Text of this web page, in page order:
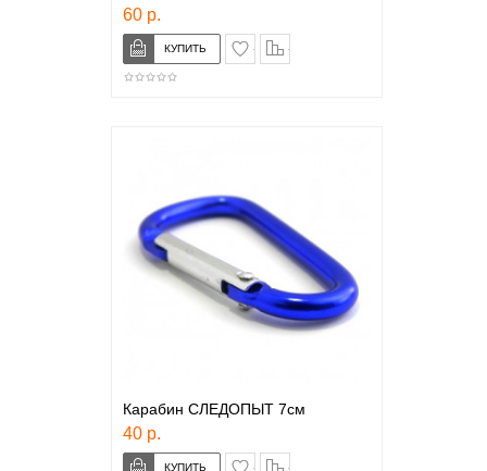
60 р.
в закладки
Карабин СЛЕДОПЫТ 7см
40 р.
в закладки